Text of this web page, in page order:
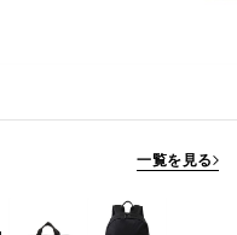
一覧を見る